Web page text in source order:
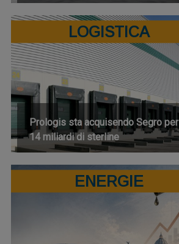
LOGISTICA
Prologis sta acquisendo Segro per
14 miliardi di sterline
ENERGIE